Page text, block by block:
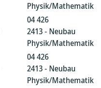
Physik/Mathematik
04 426
2413 - Neubau
Physik/Mathematik
04 426
2413 - Neubau
Physik/Mathematik